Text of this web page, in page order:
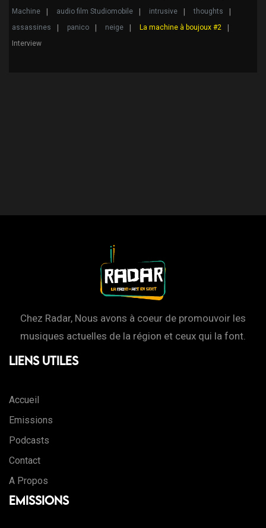
Machine
audio film Studiomobile intrusive
thoughts
assassines
panico neige
La machine à boujoux #2
Interview
Chez Radar, Nous avons à coeur de promouvoir les
musiques actuelles de la région et ceux qui la font.
Liens Utiles
Accueil
Emissions
Podcasts
Contact
A Propos
Emissions